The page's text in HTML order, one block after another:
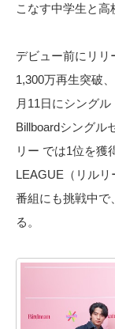
こなす中学生と高
デビュー前にリリ
1,300万再生突破
月11日にシングル
Billboardシングル
リー では1位を獲
LEAGUE（リル
番組にも挑戦中で
る。